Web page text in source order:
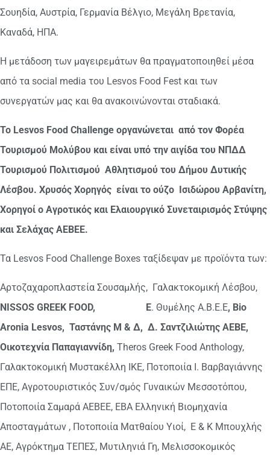
Σουηδία, Αυστρία, Γερμανία Βέλγιο, Μεγάλη Βρετανία,
Καναδά, ΗΠΑ.
Η μετάδοση των μαγειρεμάτων θα πραγματοποιηθεί μέσα
από τα social media του Lesvos Food Fest και των
συνεργατών μας και θα ανακοινώνονται σταδιακά.
Το Lesvos Food Challenge οργανώνεται από τον Φορέα
Τουρισμού Μολύβου και είναι υπό την αιγίδα του ΝΠΔΔ
Τουρισμού Πολιτισμού Αθλητισμού του Δήμου Δυτικής
Λέσβου. Χρυσός Χορηγός είναι το ούζο Ισιδώρου Αρβανίτη,
Χορηγοί ο Αγροτικός και Ελαιουργικό Συνεταιρισμός Στύψης
και Σελάχας ΑΕΒΕΕ.
Τα Lesvos Food Challenge Boxes ταξίδεψαν με προϊόντα των:
Αρτοζαχαροπλαστεία Σουσαμλής, Γαλακτοκομική Λέσβου,
NISSOS GREEK FOOD, Ε. Θυμέλης Α.Β.Ε.Ε, Bio
Aronia Lesvos, Ταστάνης Μ & Δ, Δ. Σαντζιλιώτης ΑΕΒΕ,
Οικοτεχνία Παπαγιαννίδη, Theros Greek Food Anthology,
Γαλακτοκομική Μυστακέλλη ΙΚΕ, Ποτοποιία Ι. Βαρβαγιάννης
ΕΠΕ, Αγροτουριστικός Συν/σμός Γυναικών Μεσσοτόπου,
Ποτοποιία Σαμαρά ΑΕΒΕΕ, ΕΒΑ Ελληνική Βιομηχανία
Αποσταγμάτων , Ποτοποιία Ματθαίου Υιοί, Ε & Κ Μπουχλής
ΑΕ, Αγρόκτημα ΤΕΠΕΣ, Μυτιληνιά Γη, Μελισσοκομικός